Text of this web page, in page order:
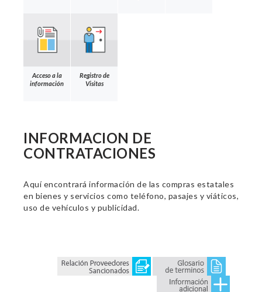
Acceso a la
información
Registro de
Visitas
INFORMACION DE
CONTRATACIONES
Aquí encontrará información de las compras estatales
en bienes y servicios como teléfono, pasajes y viáticos,
uso de vehículos y publicidad.